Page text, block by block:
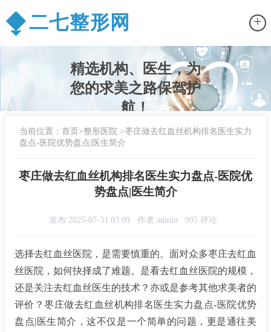
⧪二七整形网 +
精选机构、医生，为
您的求美之路保驾护
航！
当前位置： 首页>整形医院 >枣庄做去红血丝机构排名医生实力
盘点-医院优势盘点|医生简介
枣庄做去红血丝机构排名医生实力盘点-医院优
势盘点|医生简介
发布:2025-07-31 03:09 作者:admin 995 评论
选择去红血丝医院，是需要慎重的。面对众多枣庄去红血
丝医院，如何抉择成了难题。是看去红血丝医院的规模，
还是关注去红血丝医生的技术？亦或是参考其他求美者的
评价？枣庄做去红血丝机构排名医生实力盘点-医院优势
盘点|医生简介，这不仅是一个简单的问题，更是通往美